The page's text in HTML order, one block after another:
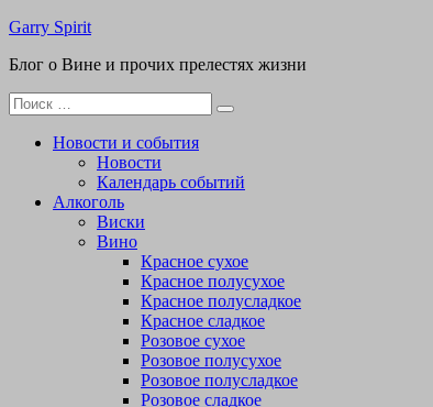
Перейти
содержимому
Garry Spirit
Блог о Вине и прочих прелестях жизни
Поиск
для:
Новости и события
Новости
Календарь событий
Алкоголь
Виски
Вино
Красное сухое
Красное полусухое
Красное полусладкое
Красное сладкое
Розовое сухое
Розовое полусухое
Розовое полусладкое
Розовое сладкое